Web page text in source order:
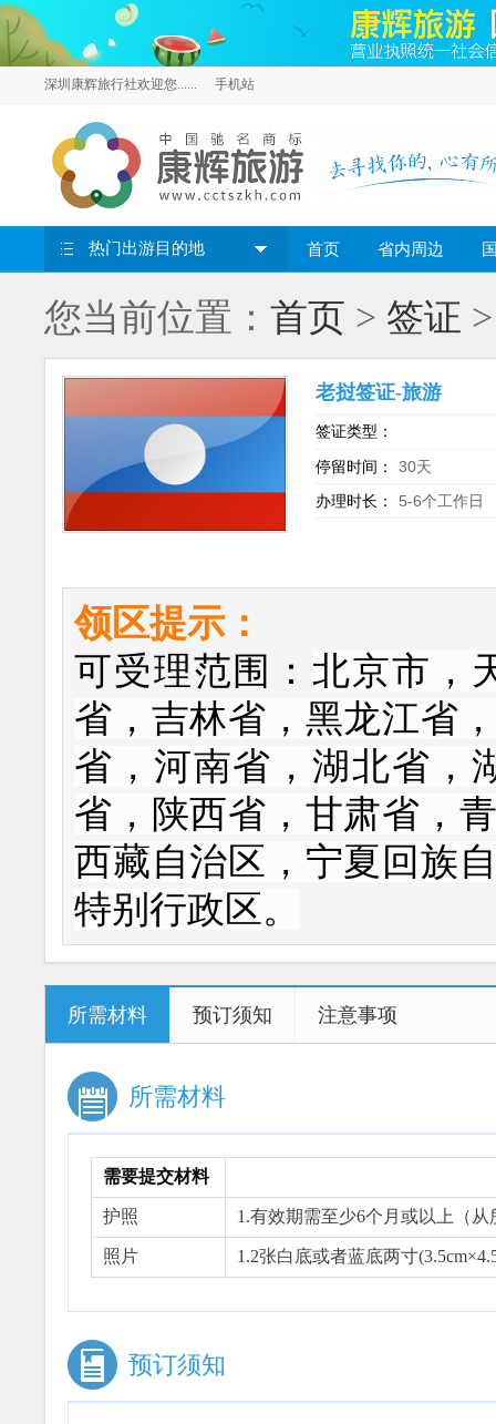
深圳康辉旅行社欢迎您...... 手机站
热门出游目的地 首页 省内周边
您当前位置： 首页 > 签证
老挝签证-旅游
签证类型：
停留时间： 30天
办理时长： 5-6个工作日
领区提示：
可受理范围：北京市，
省，吉林省，黑龙江省
省，河南省，湖北省，
省，陕西省，甘肃省，
西藏自治区，宁夏回族
特别行政区。
所需材料 预订须知 注意事项
所需材料
需要提交材料
护照 1.有效期需至少6个月或以上（
照片 1.2张白底或者蓝底两寸
预订须知